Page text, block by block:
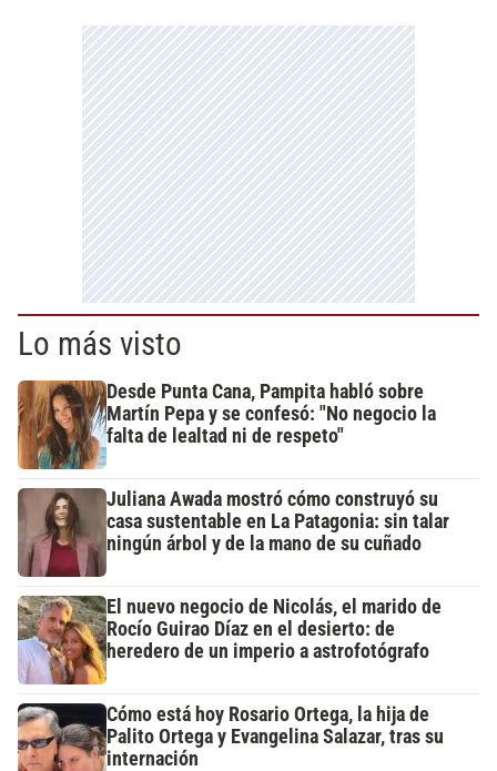
Lo más visto
Desde Punta Cana, Pampita habló sobre
Martín Pepa y se confesó: "No negocio la
falta de lealtad ni de respeto"
Juliana Awada mostró cómo construyó su
casa sustentable en La Patagonia: sin talar
ningún árbol y de la mano de su cuñado
El nuevo negocio de Nicolás, el marido de
Rocío Guirao Díaz en el desierto: de
heredero de un imperio a astrofotógrafo
Cómo está hoy Rosario Ortega, la hija de
Palito Ortega y Evangelina Salazar, tras su
internación